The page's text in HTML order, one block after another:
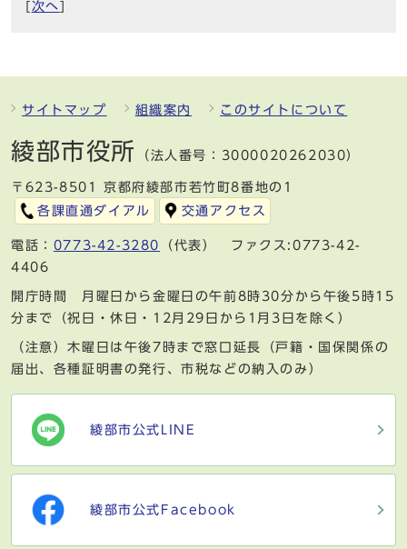
次へ
サイトマップ 組織案内 このサイトについて
綾部市役所 （法人番号：3000020262030）
〒623-8501 京都府綾部市若竹町8番地の1
各課直通ダイアル
交通アクセス
電話： 0773-42-3280
（代表） ファクス:0773-42-
4406
開庁時間 月曜日から金曜日の午前8時30分から午後5時15
分まで（祝日・休日・12月29日から1月3日を除く）
（注意）木曜日は午後7時まで窓口延長（戸籍・国保関係の
届出、各種証明書の発行、市税などの納入のみ）
綾部市公式LINE
綾部市公式Facebook